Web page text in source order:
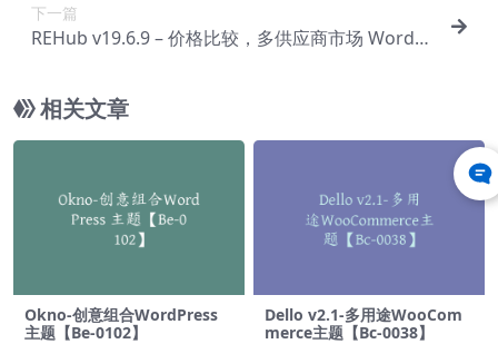
下一篇
REHub v19.6.9 – 价格比较，多供应商市场 WordPr
相关文章
Okno-创意组合WordPress
主题【Be-0102】
Dello v2.1-多用途WooCom
merce主题【Bc-0038】